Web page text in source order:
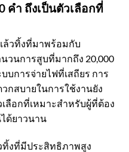
คำ ถึงเป็นตัวเลือกที่
ล้วทิ้งที่มาพร้อมกับ
นการสูบที่มากถึง 20,000
บการจ่ายไฟที่เสถียร การ
สบายในการใช้งานยัง
เลือกที่เหมาะสำหรับผู้ที่ต้อง
ด้ยาวนาน
งที่มีประสิทธิภาพสูง